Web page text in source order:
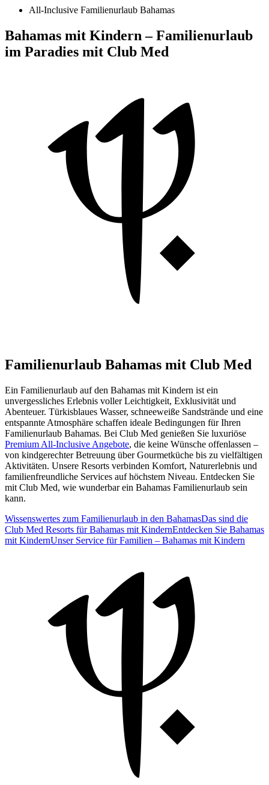
All-Inclusive Familienurlaub Bahamas
Bahamas mit Kindern – Familienurlaub
im Paradies mit Club Med
Familienurlaub Bahamas mit Club Med
Ein Familienurlaub auf den Bahamas mit Kindern ist ein
unvergessliches Erlebnis voller Leichtigkeit, Exklusivität und
Abenteuer. Türkisblaues Wasser, schneeweiße Sandstrände und eine
entspannte Atmosphäre schaffen ideale Bedingungen für Ihren
Familienurlaub Bahamas. Bei Club Med genießen Sie luxuriöse
Premium All-Inclusive Angebote, die keine Wünsche offenlassen –
von kindgerechter Betreuung über Gourmetküche bis zu vielfältigen
Aktivitäten. Unsere Resorts verbinden Komfort, Naturerlebnis und
familienfreundliche Services auf höchstem Niveau. Entdecken Sie
mit Club Med, wie wunderbar ein Bahamas Familienurlaub sein
kann.
Wissenswertes zum Familienurlaub in den BahamasDas sind die
Club Med Resorts für Bahamas mit KindernEntdecken Sie Bahamas
mit KindernUnser Service für Familien – Bahamas mit Kindern